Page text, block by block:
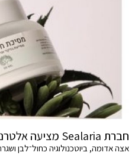
חברת Sealaria מציעה אלטרנטיבה מדעית לשוק הטיפוח
אצה אדומה, ביוטכנולוגיה כחול־לבן